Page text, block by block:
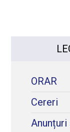
ORAR
Cereri